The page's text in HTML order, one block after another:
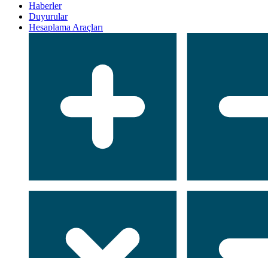
Haberler
Duyurular
Hesaplama Araçları